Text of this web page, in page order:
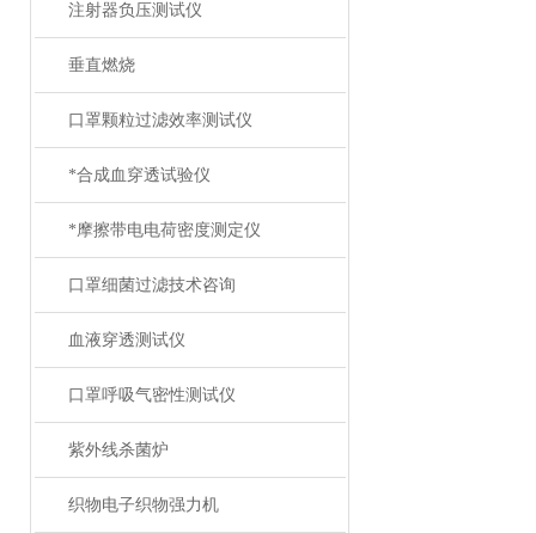
注射器负压测试仪
垂直燃烧
口罩颗粒过滤效率测试仪
*合成血穿透试验仪
*摩擦带电电荷密度测定仪
口罩细菌过滤技术咨询
血液穿透测试仪
口罩呼吸气密性测试仪
紫外线杀菌炉
织物电子织物强力机